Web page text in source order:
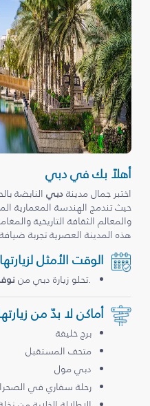
أهلاً بك في دبي
اختبر جمال مدينةدبيالنابضة
حيث تندمج الهندسة المعمارية
والمعالم الثقافة التاريخية
هذه المدينة العصرية تجربة
الوقت الأمثل لزيارتها
.تحلو زيارة دبي من
أماكن لا بدّ من
برج خليفة
متحف المستقبل
دبي مول
رحلة سفاري في